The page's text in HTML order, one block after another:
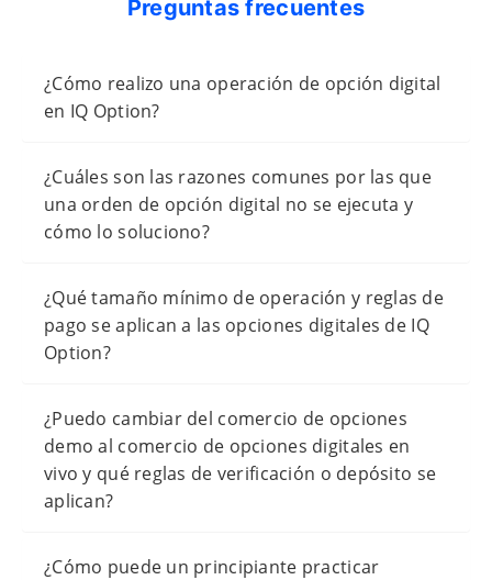
Preguntas frecuentes
¿Cómo realizo una operación de opción digital
en IQ Option?
¿Cuáles son las razones comunes por las que
una orden de opción digital no se ejecuta y
cómo lo soluciono?
¿Qué tamaño mínimo de operación y reglas de
pago se aplican a las opciones digitales de IQ
Option?
¿Puedo cambiar del comercio de opciones
demo al comercio de opciones digitales en
vivo y qué reglas de verificación o depósito se
aplican?
¿Cómo puede un principiante practicar